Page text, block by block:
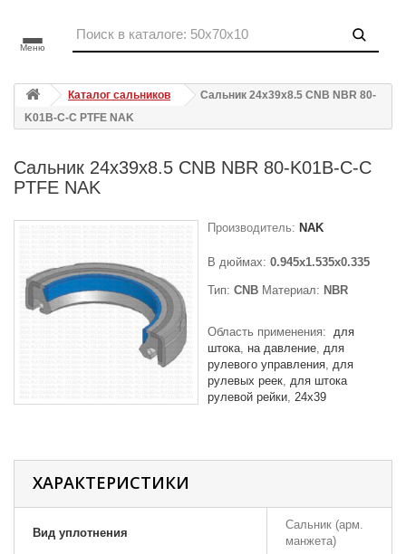
Меню
Каталог сальников
Сальник 24x39x8.5 CNB NBR 80-
K01B-C-C PTFE NAK
Сальник 24x39x8.5 CNB NBR 80-K01B-C-C
PTFE NAK
Производитель: NAK
В дюймах: 0.945x1.535x0.335
Тип: CNB Материал: NBR
Область применения: для
штока на давление для
рулевого управления для
рулевых реек для штока
рулевой рейки 24x39
ХАРАКТЕРИСТИКИ
Вид уплотнения
Сальник (арм.
манжета)